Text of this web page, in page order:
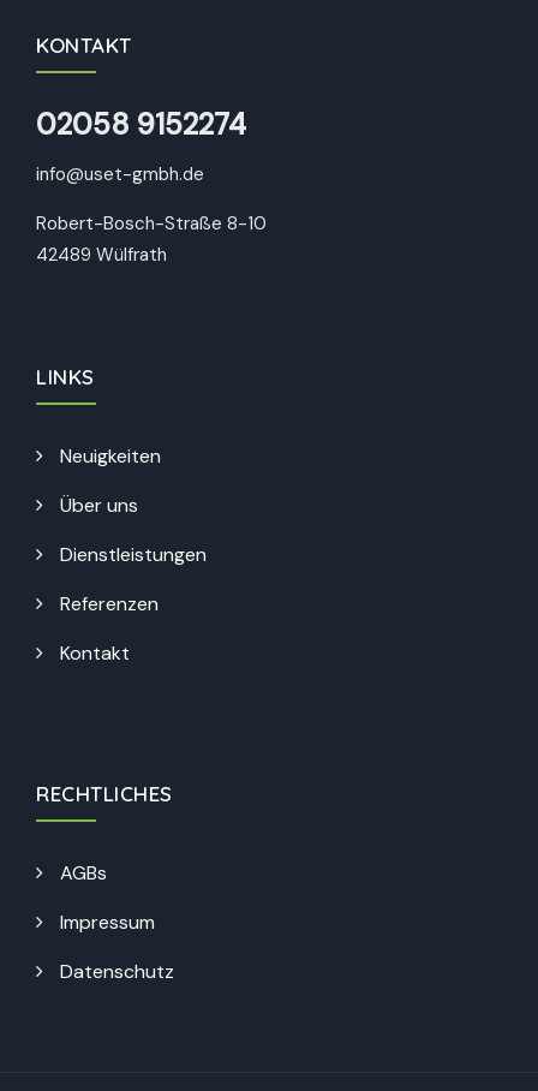
KONTAKT
02058 9152274
info@uset-gmbh.de
Robert-Bosch-Straße 8-10
42489 Wülfrath
LINKS
Neuigkeiten
Über uns
Dienstleistungen
Referenzen
Kontakt
RECHTLICHES
AGBs
Impressum
Datenschutz